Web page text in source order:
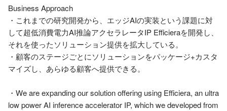
Business Approach
・これまでの研究開発から、エッジAIの実装という課題に対
して超低消費電力AI推論アクセラレータIP Efficieraを開発し、
それを使ったソリューション提供を拡大している。
・顧客のステージごとにソリューションをパッケージ+カスタ
マイズし、あらゆる顧客へ提供できる。
・We are expanding our solution offering using Efficiera, an ultra
low power AI inference accelerator IP, which we developed from